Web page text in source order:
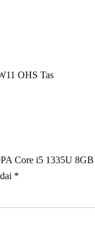
OHS Tas
Core i5 1335U
*